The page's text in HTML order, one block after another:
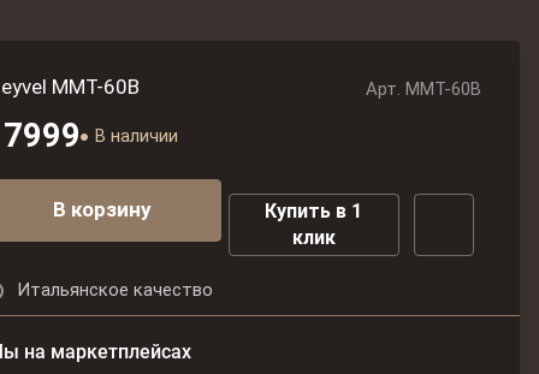
MMT-60B
В наличии
Арт. MMT-60B
В корзину
Купить в 1
клик
Итальянское качество
на маркетплейсах